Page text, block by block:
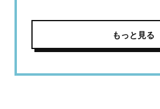
もっと見る